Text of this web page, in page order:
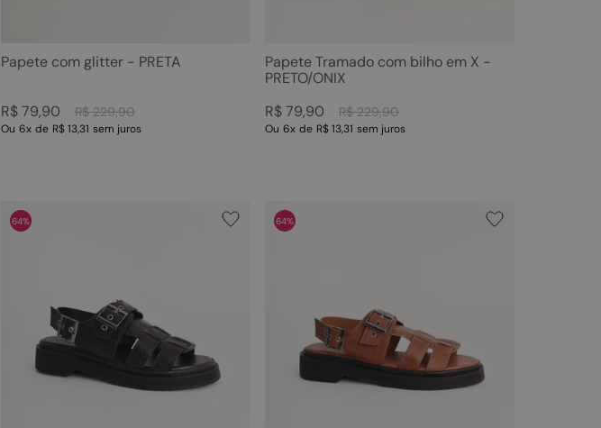
Papete com glitter - PRETA
R$ 229,90
R$79,90
Ou 6x de R$ 13,31 sem juros
Papete Tramado com bilho em X -
PRETO/ONIX
R$ 229,90
R$79,90
Ou 6x de R$ 13,31 sem juros
64% 64%